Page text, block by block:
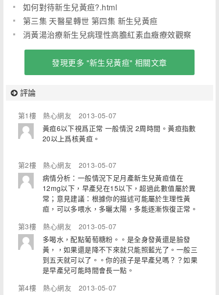
如何對待新生兒黃疸?.html
第三集 天醫星轉世 第四集 新生兒黃疸
消黃湯治療新生兒病理性高膽紅素血癥療效觀察
_5045
發現更多 "新生兒黃疸" 相關文章
評論
第1樓 熱心網友
2013-05-07
黃疸6以下視爲正常 一般情況 2周時間。黃疸指數
20以上爲核黃疸。
第2樓 熱心網友
2013-05-07
病情分析：一般情況下足月產新生兒黃疸值在
12mg以下，早產兒在15以下，超過此數值屬於異
常；意見建議：根據你的描述可能屬於生理性黃
疸，可以多喂水，多曬太陽，多能逐漸恢復正常。
第3樓
熱心網友
2013-05-07
多喝水，配點葡萄糖粉。。是全身發黃還是臉發
黃，，如果還是降不下來就只能照藍光了。一般三
到五天就可以了。。你的孩子是早產兒嗎？？如果
是早產兒可能時間會長一點。
第4樓
熱心網友
2013-05-07